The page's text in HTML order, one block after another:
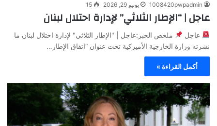
1008420pwpadmin يونيو 29, 2026 15
عاجل | “الإطار الثلاثي” لإدارة احتلال لبنان
عاجل
ملخص الخبر:عاجل | "الإطار الثلاثي" لإدارة احتلال لبنان ما
نشرته وزارة الخارجية الأميركية تحت عنوان “اتفاق الإطار…
أكمل القراءة »